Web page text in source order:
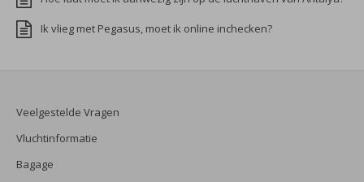
Ik vlieg met Pegasus, moet ik online inchecken?
Veelgestelde Vragen
Vluchtinformatie
Bagage